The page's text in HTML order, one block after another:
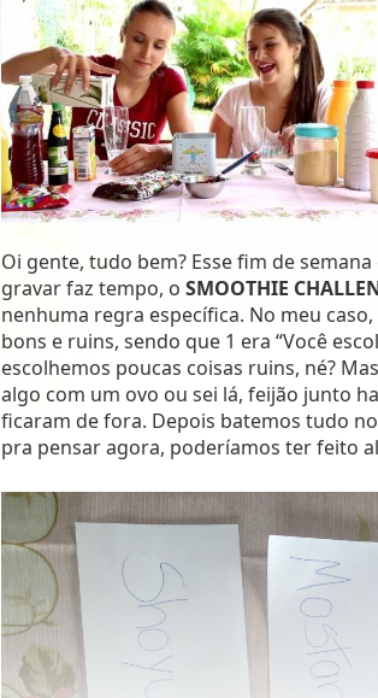
Oi gente, tudo bem? Esse fim de
gravar faz tempo, o SMOOTHIE
nenhuma regra específica. No meu
bons e ruins, sendo que 1 era “Você
escolhemos poucas coisas ruins, né?
algo com um ovo ou sei lá, feijão junto
ficaram de fora. Depois batemos tudo
pra pensar agora, poderíamos ter feito